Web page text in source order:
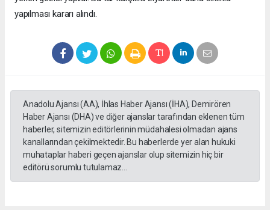
yapılması kararı alındı.
Anadolu Ajansı (AA), İhlas Haber Ajansı (İHA), Demirören
Haber Ajansı (DHA) ve diğer ajanslar tarafından eklenen tüm
haberler, sitemizin editörlerinin müdahalesi olmadan ajans
kanallarından çekilmektedir. Bu haberlerde yer alan hukuki
muhataplar haberi geçen ajanslar olup sitemizin hiç bir
editörü sorumlu tutulamaz...